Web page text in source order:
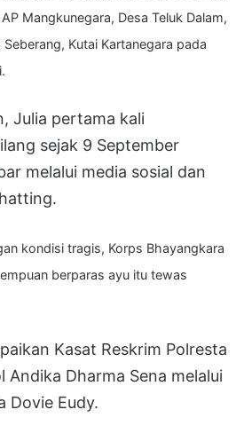
Mangkunegara, Desa Teluk Dalam,
Kutai Kartanegara pada
Julia pertama kali
sejak 9 September
melalui media sosial dan
kondisi tragis, Korps Bhayangkara
berparas ayu itu tewas
Kasat Reskrim Polresta
Andika Dharma Sena melalui
Dovie Eudy.